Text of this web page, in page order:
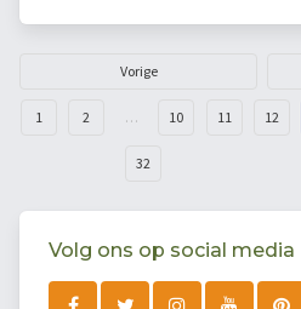
Vorige
1 2 … 10 11 12
32
Volg ons op social media